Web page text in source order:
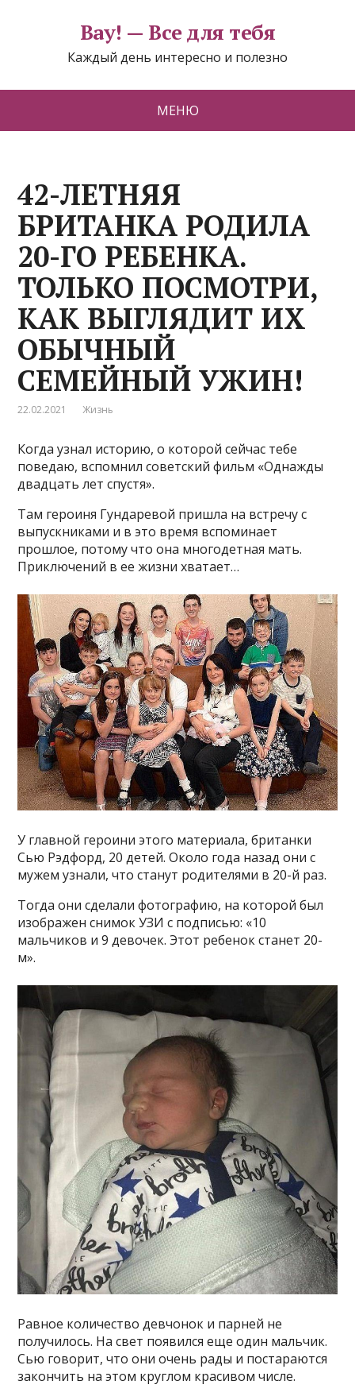
Вау! — Все для тебя
Каждый день интересно и полезно
МЕНЮ
42-ЛЕТНЯЯ
БРИТАНКА РОДИЛА
20-ГО РЕБЕНКА.
ТОЛЬКО ПОСМОТРИ,
КАК ВЫГЛЯДИТ ИХ
ОБЫЧНЫЙ
СЕМЕЙНЫЙ УЖИН!
22.02.2021 Жизнь
Когда узнал историю, о которой сейчас тебе
поведаю, вспомнил советский фильм «Однажды
двадцать лет спустя».
Там героиня Гундаревой пришла на встречу с
выпускниками и в это время вспоминает
прошлое, потому что она многодетная мать.
Приключений в ее жизни хватает…
У главной героини этого материала, британки
Сью Рэдфорд, 20 детей. Около года назад они с
мужем узнали, что станут родителями в 20-й раз.
Тогда они сделали фотографию, на которой был
изображен снимок УЗИ с подписью: «10
мальчиков и 9 девочек. Этот ребенок станет 20-
м».
Равное количество девчонок и парней не
получилось. На свет появился еще один мальчик.
Сью говорит, что они очень рады и постараются
закончить на этом круглом красивом числе.